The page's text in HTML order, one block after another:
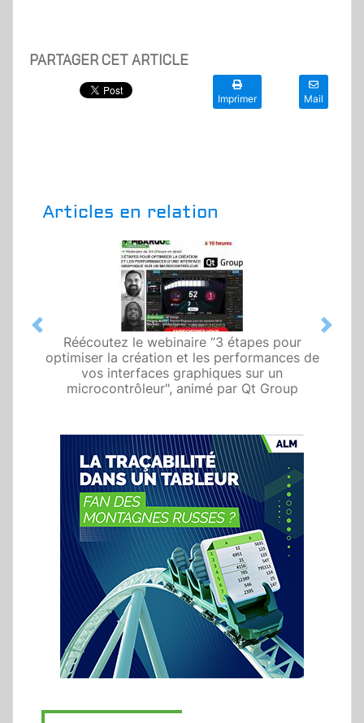
PARTAGER CET ARTICLE
Imprimer Mail
Articles en relation
Réécoutez le webinaire “3 étapes pour
optimiser la création et les performances de
vos interfaces graphiques sur un
microcontrôleur", animé par Qt Group
Previous Next